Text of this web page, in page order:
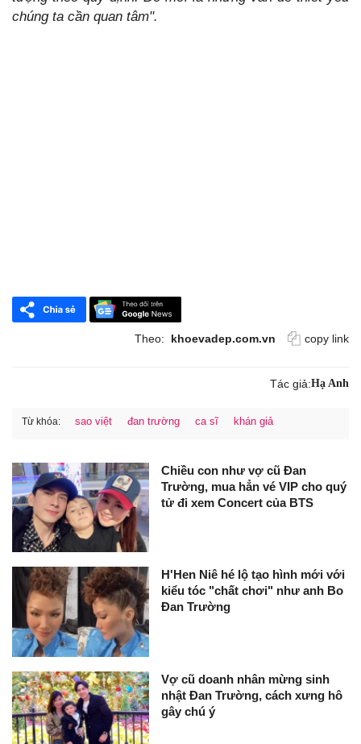
chúng ta cần quan tâm".
Theo: khoevadep.com.vn copy link
Tác giả:Hạ Anh
Từ khóa: sao việt đan trường ca sĩ khán giả
Chiều con như vợ cũ Đan
Trường, mua hẳn vé VIP cho quý
tử đi xem Concert của BTS
H'Hen Niê hé lộ tạo hình mới với
kiểu tóc "chất chơi" như anh Bo
Đan Trường
Vợ cũ doanh nhân mừng sinh
nhật Đan Trường, cách xưng hô
gây chú ý